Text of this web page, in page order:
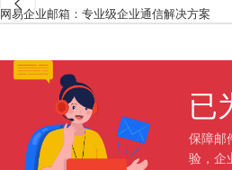
网易企业邮箱：专业级企业通信解决方案
已
保障邮
验，企